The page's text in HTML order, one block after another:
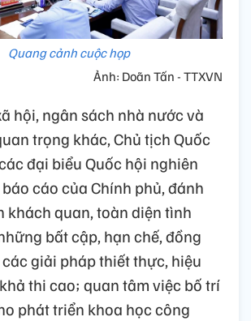
Quang cảnh cuộc họp
Ảnh: Doãn Tấn - TTXVN
hội, ngân sách nhà nước và
trọng khác, Chủ tịch Quốc
đại biểu Quốc hội nghiên
cáo của Chính phủ, đánh
khách quan, toàn diện tình
bất cập, hạn chế, đồng
giải pháp thiết thực, hiệu
thi cao; quan tâm việc bố trí
phát triển khoa học công